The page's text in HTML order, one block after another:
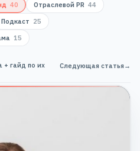
40 Отраслевой PR 44
Подкаст 25
15
+ гайд по их
Следующая статья→